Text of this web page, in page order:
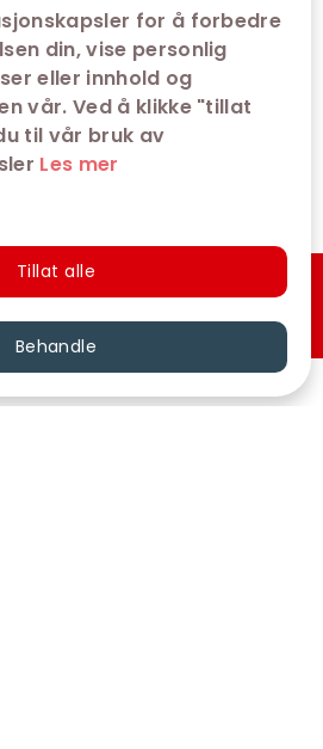
for å forbedre
din, vise personlig
eller innhold og
vår. Ved å klikke "tillat
til vår bruk av
Les mer
Tillat alle
Behandle Hurtigkjøp